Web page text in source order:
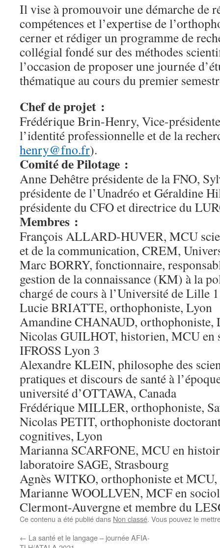
Il vise à promouvoir une démarche de
compétences et l’expertise de
cerner et rédiger un programme de
collégial fondé sur des méthodes
l’occasion de proposer une journée
thématique au cours du premier
Chef de projet :
Frédérique Brin-Henry, Vice-
l’identité professionnelle et de la
henry@fno.fr).
Comité de Pilotage :
Anne Dehêtre présidente de la FNO,
présidente de l’Unadréo et Géraldine
présidente du CFO et directrice du
Membres :
François ALLARD-HUVER, MCU
et de la communication, CREM,
Marc BORRY, fonctionnaire,
gestion de la connaissance (KM) à la
chargé de cours à l’Université de Lille 1
Lucie BRIATTE, orthophoniste, Lyon
Amandine CHANAUD, orthophoniste,
Nicolas GUILHOT, historien, MCU en
IFROSS Lyon 3
Alexandre KLEIN, philosophe des
pratiques et discours de santé à
université d’OTTAWA, Canada
Frédérique MILLER, orthophoniste,
Nicolas PETIT, orthophoniste
cognitives, Lyon
Marianna SCARFONE, MCU en
laboratoire SAGE, Strasbourg
Agnès WITKO, orthophoniste et
Marianne WOOLLVEN, MCF en
Clermont-Auvergne et membre du
Ce contenu a été publié dans Non classé. Vous pouvez le
← La santé et le langage – journée AFIA-